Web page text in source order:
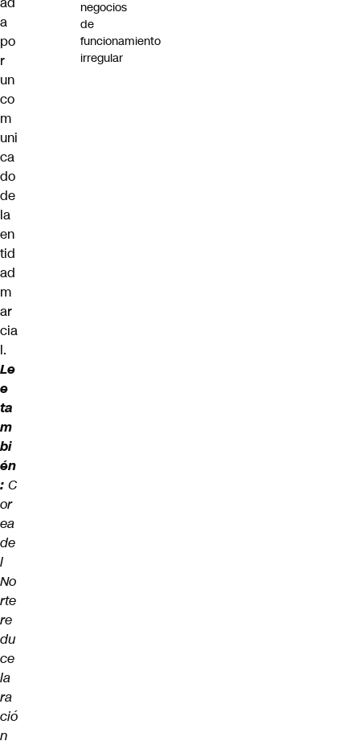
a
po
r
un
co
m
uni
ca
do
de
la
en
tid
ad
m
ar
cia
l.
Le
e
ta
m
bi
én
: C
or
ea
de
l
No
rte
re
du
ce
la
ra
ció
n
negocios
de
funcionamiento
irregular